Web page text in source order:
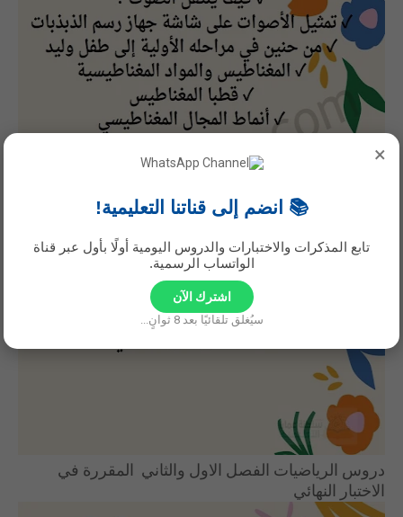
دروس الرياضيات الفصل الاول والثاني المقررة في
الاختبار النهائي
×
📚 انضم إلى قناتنا التعليمية!
تابع المذكرات والاختبارات والدروس اليومية أولًا بأول عبر قناة
الواتساب الرسمية.
اشترك الآن
سيُغلق تلقائيًا بعد6 ثوانٍ...